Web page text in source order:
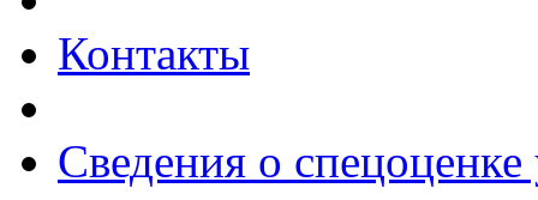
Контакты
Сведения о